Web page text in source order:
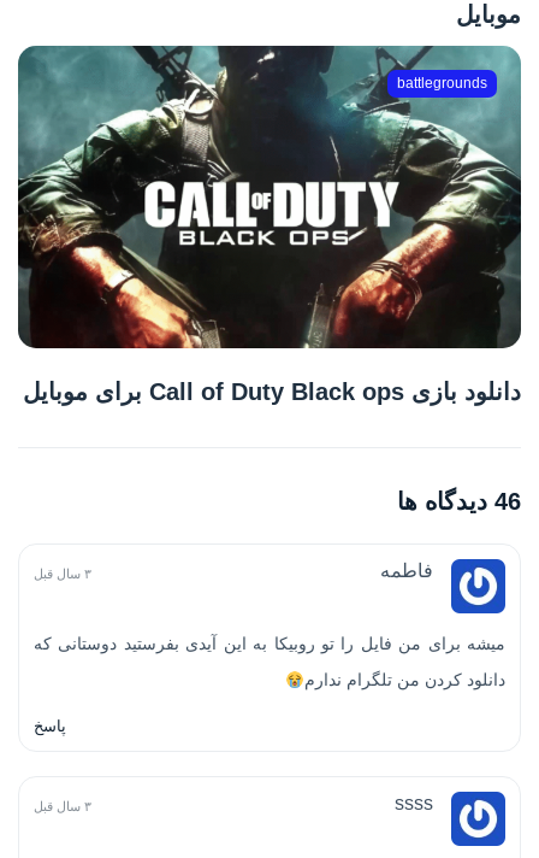
موبایل
battlegrounds
دانلود بازی Call of Duty Black ops برای موبایل
46 دیدگاه ها
فاطمه ۳ سال قبل
میشه برای من فایل را تو روبیکا به این آیدی بفرستید دوستانی که
دانلود کردن من تلگرام ندارم
پاسخ
ssss ۳ سال قبل